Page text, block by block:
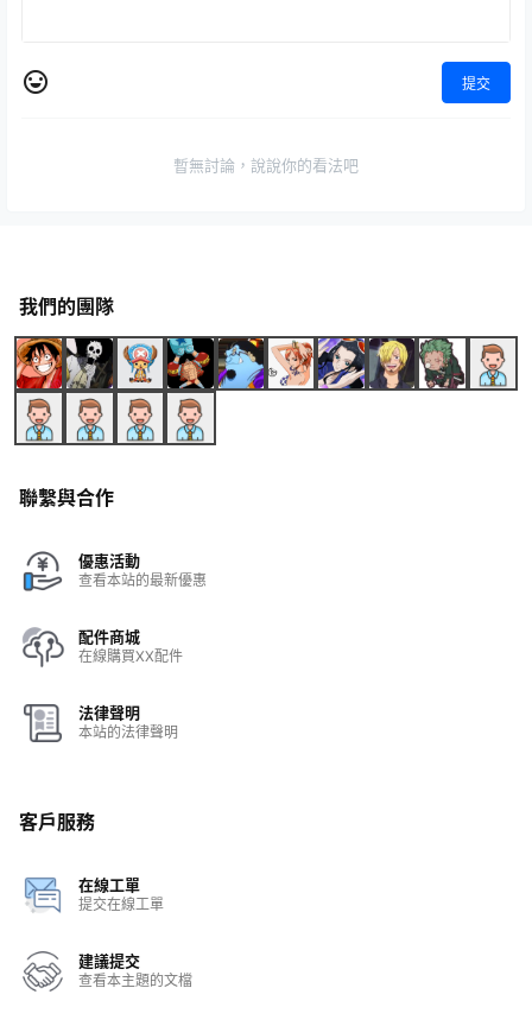
提交
暫無討論，說說你的看法吧
我們的團隊
聯繫與合作
優惠活動
查看本站的最新優惠
配件商城
在線購買XX配件
法律聲明
本站的法律聲明
客戶服務
在線工單
提交在線工單
建議提交
查看本主題的文檔